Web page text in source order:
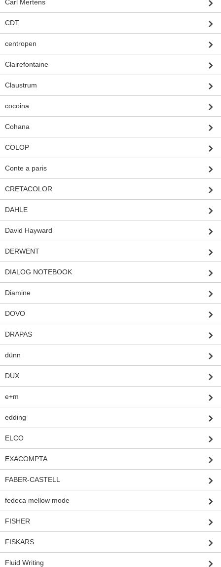
Carl Mertens
CDT
centropen
Clairefontaine
Claustrum
cocoina
Cohana
COLOP
Conte a paris
CRETACOLOR
DAHLE
David Hayward
DERWENT
DIALOG NOTEBOOK
Diamine
DOVO
DRAPAS
dünn
DUX
e+m
edding
ELCO
EXACOMPTA
FABER-CASTELL
fedeca mellow mode
FISHER
FISKARS
Fluid Writing